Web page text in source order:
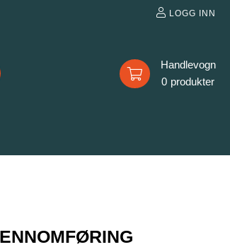
LOGG INN
0